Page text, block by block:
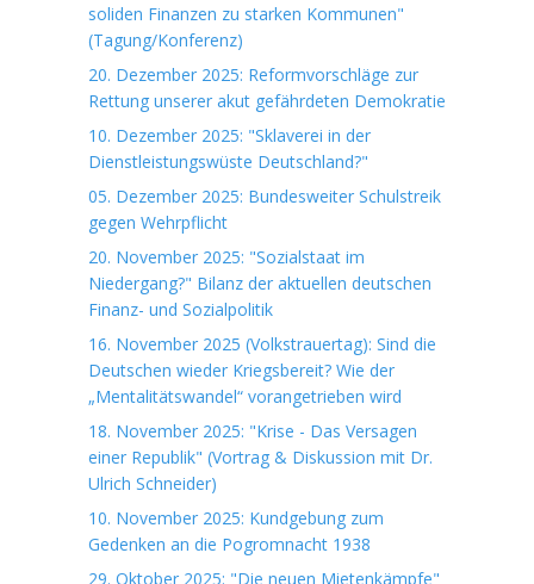
soliden Finanzen zu starken Kommunen"
(Tagung/Konferenz)
20. Dezember 2025: Reformvorschläge zur
Rettung unserer akut gefährdeten Demokratie
10. Dezember 2025: "Sklaverei in der
Dienstleistungswüste Deutschland?"
05. Dezember 2025: Bundesweiter Schulstreik
gegen Wehrpflicht
20. November 2025: "Sozialstaat im
Niedergang?" Bilanz der aktuellen deutschen
Finanz- und Sozialpolitik
16. November 2025 (Volkstrauertag): Sind die
Deutschen wieder Kriegsbereit? Wie der
„Mentalitätswandel“ vorangetrieben wird
18. November 2025: "Krise - Das Versagen
einer Republik" (Vortrag & Diskussion mit Dr.
Ulrich Schneider)
10. November 2025: Kundgebung zum
Gedenken an die Pogromnacht 1938
29. Oktober 2025: "Die neuen Mietenkämpfe"